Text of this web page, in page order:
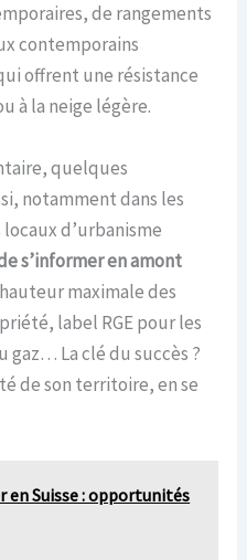
de rangements
contemporains
offrent une résistance
à la neige légère.
quelques
notamment dans les
d’urbanisme
s’informer en amont
maximale des
label RGE pour les
La clé du succès ?
de son territoire, en se
Suisse : opportunités